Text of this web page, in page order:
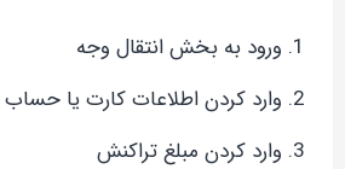
ورود به بخش انتقال وجه
وارد کردن اطلاعات کارت یا
وارد کردن مبلغ تراکنش